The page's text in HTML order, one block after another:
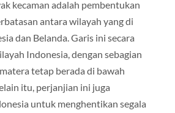
kecaman adalah pembentukan
antara wilayah yang di
dan Belanda. Garis ini secara
Indonesia, dengan sebagian
tetap berada di bawah
itu, perjanjian ini juga
untuk menghentikan segala